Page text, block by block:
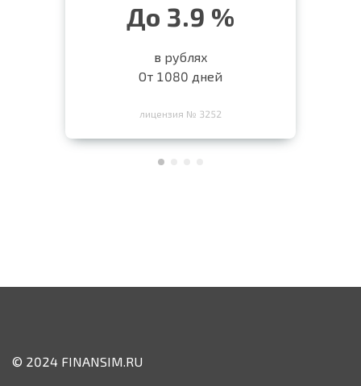
До 3.9 %
в рублях
От 1080 дней
лицензия № 3252
© 2024 FINANSIM.RU